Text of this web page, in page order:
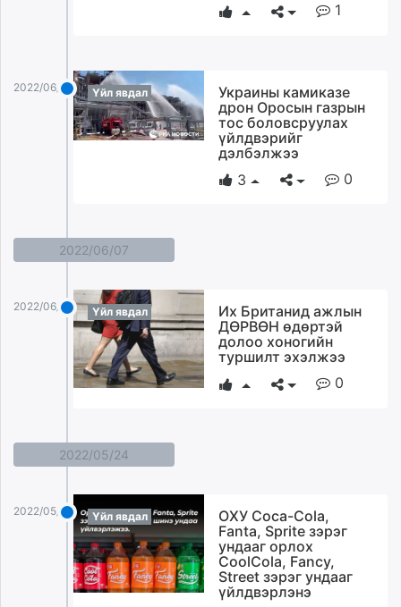
1
2022/06/23 Үйл явдал
Украины камиказе
дрон Оросын газрын
тос боловсруулах
үйлдвэрийг
дэлбэлжээ
3
0
2022/06/07
2022/06/07 Үйл явдал
Их Британид ажлын
ДӨРВӨН өдөртэй
долоо хоногийн
туршилт эхэлжээ
0
2022/05/24
2022/05/24 Үйл явдал
ОХУ Coca-Cola,
Fanta, Sprite зэрэг
ундааг орлох
CoolCola, Fancy,
Street зэрэг ундааг
үйлдвэрлэнэ